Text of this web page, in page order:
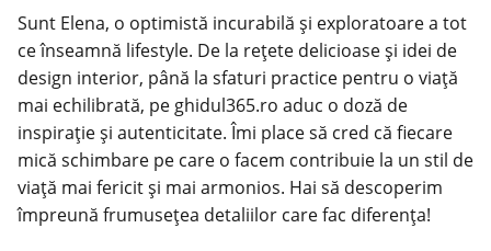
Sunt Elena, o optimistă incurabilă și exploratoare a tot
ce înseamnă lifestyle. De la rețete delicioase și idei de
design interior, până la sfaturi practice pentru o viață
mai echilibrată, pe ghidul365.ro aduc o doză de
inspirație și autenticitate. Îmi place să cred că fiecare
mică schimbare pe care o facem contribuie la un stil de
viață mai fericit și mai armonios. Hai să descoperim
împreună frumusețea detaliilor care fac diferența!